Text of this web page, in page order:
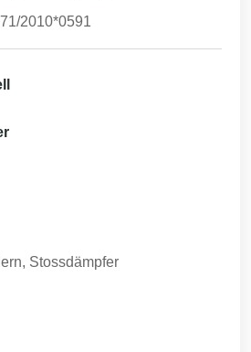
2010*0591
Stossdämpfer